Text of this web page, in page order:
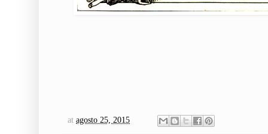
at agosto 25, 2015